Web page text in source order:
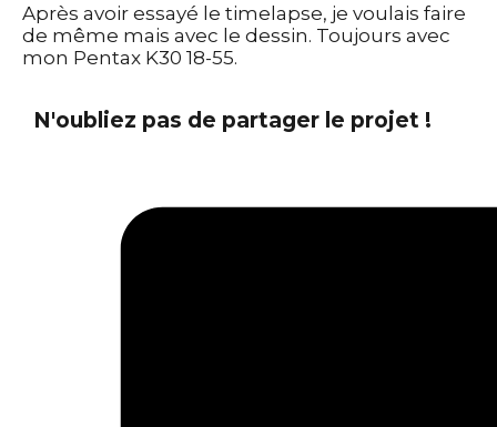
Après avoir essayé le timelapse, je voulais faire
de même mais avec le dessin. Toujours avec
mon Pentax K30 18-55.
N'oubliez pas de partager le projet !